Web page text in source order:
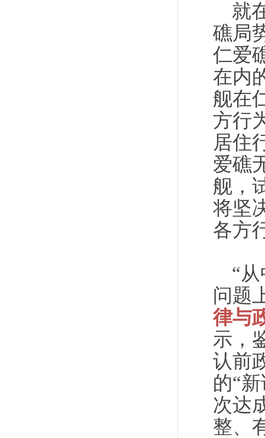
就
礁局
仁爱
在内
舰在
方行
居住
爱礁
舰，
将坚
各方
“
问题
律与
示，
认前
的“
次达
整、